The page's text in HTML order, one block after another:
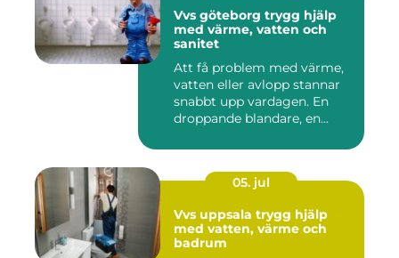
Vvs göteborg trygg hjälp
med värme, vatten och
sanitet
Att få problem med värme,
vatten eller avlopp stannar
snabbt upp vardagen. En
droppande blandare, en...
05. jul
Vvs uppsala trygg hjälp
med vatten, värme och
badrum